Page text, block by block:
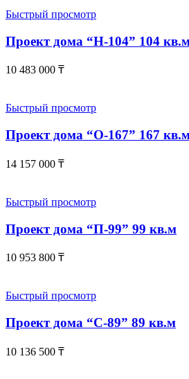
Быстрый просмотр
Проект дома “Н-104” 104
10 483 000 ₸
Быстрый просмотр
Проект дома “О-167” 167
14 157 000 ₸
Быстрый просмотр
Проект дома “П-99” 99 кв.м
10 953 800 ₸
Быстрый просмотр
Проект дома “С-89” 89 кв.м
10 136 500 ₸